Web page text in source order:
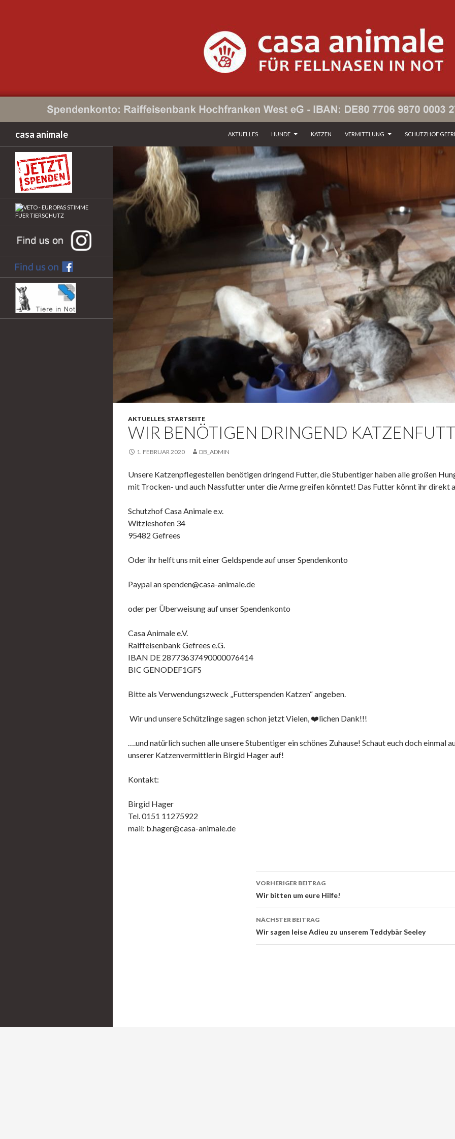
casa animale
AKTUELLES
HUNDE KATZEN VERMITTLUNG SCHUTZHOF
AKTUELLES, STARTSEITE
WIR BENÖTIGEN DRINGEND
1. FEBRUAR 2020 DB_ADMIN
Unsere Katzenpflegestellen benötigen dringend Futter, die Stubentiger haben alle großen
mit Trocken- und auch Nassfutter unter die Arme greifen könntet! Das Futter könnt ihr direkt
Schutzhof Casa Animale e.v.
Witzleshofen 34
95482 Gefrees
Oder ihr helft uns mit einer Geldspende auf unser Spendenkonto
Paypal an spenden@casa-animale.de
oder per Überweisung auf unser Spendenkonto
Casa Animale e.V.
Raiffeisenbank Gefrees e.G.
IBAN DE 28773637490000076414
BIC GENODEF1GFS
Bitte als Verwendungszweck „Futterspenden Katzen“ angeben.
Wir und unsere Schützlinge sagen schon jetzt Vielen, ❤️lichen Dank!!!
….und natürlich suchen alle unsere Stubentiger ein schönes Zuhause! Schaut euch doch
unserer Katzenvermittlerin Birgid Hager auf!
Kontakt:
Birgid Hager
Tel. 0151 11275922
mail: b.hager@casa-animale.de
Beitrags-
Navigation
VORHERIGER BEITRAG
Wir bitten um eure Hilfe!
NÄCHSTER BEITRAG
Wir sagen leise Adieu zu unserem Teddybär Seeley